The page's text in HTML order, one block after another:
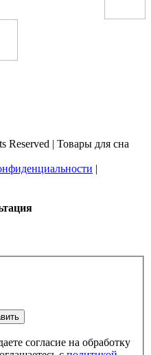
Reserved | Товары для сна
|
согласие на обработку